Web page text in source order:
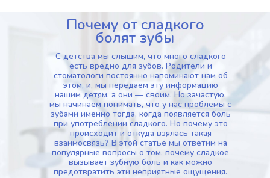
Почему от сладкого
болят зубы
С детства мы слышим, что много сладкого
есть вредно для зубов. Родители и
стоматологи постоянно напоминают нам об
этом, и, мы передаем эту информацию
нашим детям, а они — своим. Но зачастую,
мы начинаем понимать, что у нас проблемы с
зубами именно тогда, когда появляется боль
при употреблении сладкого. Но почему это
происходит и откуда взялась такая
взаимосвязь? В этой статье мы ответим на
популярные вопросы о том, почему сладкое
вызывает зубную боль и как можно
предотвратить эти неприятные ощущения.